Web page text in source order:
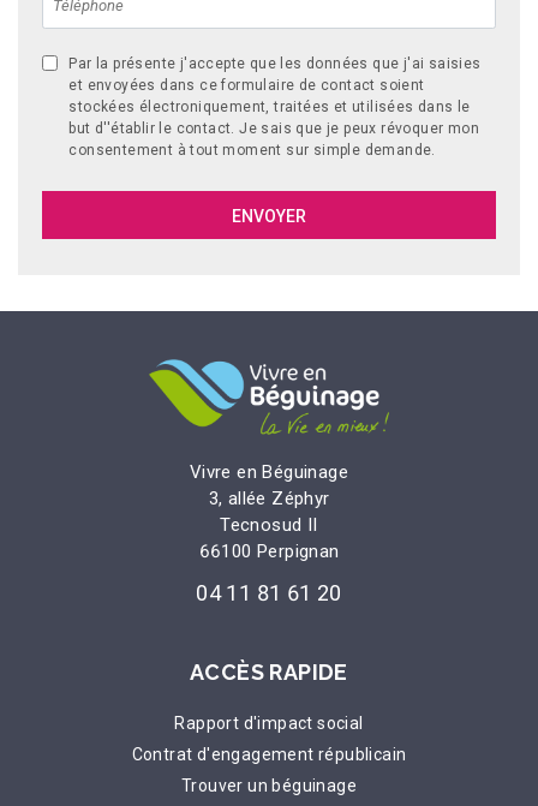
Par la présente j'accepte que les données que j'ai saisies
et envoyées dans ce formulaire de contact soient
stockées électroniquement, traitées et utilisées dans le
but d''établir le contact. Je sais que je peux révoquer mon
consentement à tout moment sur simple demande.
Vivre en Béguinage
3, allée Zéphyr
Tecnosud II
66100 Perpignan
04 11 81 61 20
ACCÈS RAPIDE
Rapport d'impact social
Contrat d'engagement républicain
Trouver un béguinage